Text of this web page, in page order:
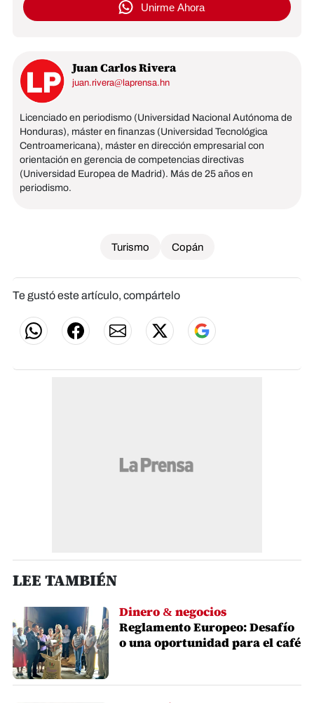
Unirme Ahora
Juan Carlos Rivera
juan.rivera@laprensa.hn
Licenciado en periodismo (Universidad Nacional Autónoma de
Honduras), máster en finanzas (Universidad Tecnológica
Centroamericana), máster en dirección empresarial con
orientación en gerencia de competencias directivas
(Universidad Europea de Madrid). Más de 25 años en
periodismo.
Turismo Copán
Te gustó este artículo, compártelo
LEE TAMBIÉN
Dinero & negocios
Reglamento Europeo: Desafío
o una oportunidad para el café